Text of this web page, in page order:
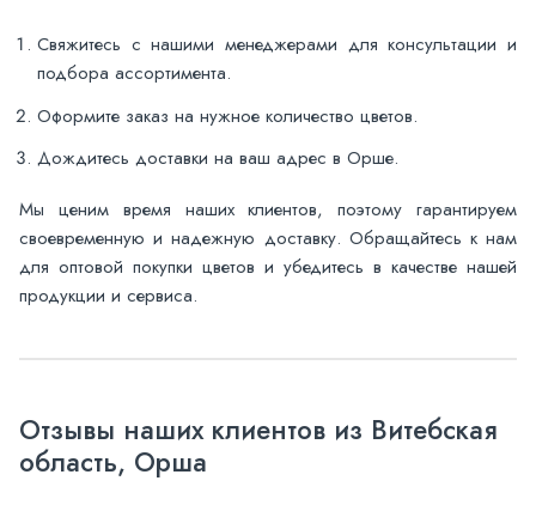
Свяжитесь с нашими менеджерами для консультации и
подбора ассортимента.
Оформите заказ на нужное количество цветов.
Дождитесь доставки на ваш адрес в Орше.
Мы ценим время наших клиентов, поэтому гарантируем
своевременную и надежную доставку. Обращайтесь к нам
для оптовой покупки цветов и убедитесь в качестве нашей
продукции и сервиса.
Отзывы наших клиентов из Витебская
область, Орша